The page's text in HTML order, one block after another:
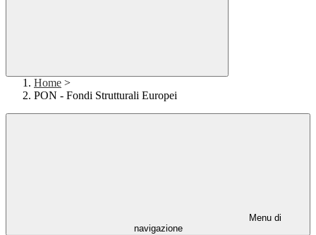
Home >
PON - Fondi Strutturali Europei
Menu di
navigazione